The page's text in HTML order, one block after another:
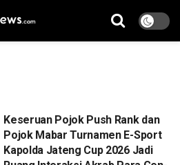
Keseruan Pojok Push Rank dan
Pojok Mabar Turnamen E-Sport
Kapolda Jateng Cup 2026 Jadi